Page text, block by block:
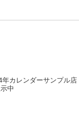
年カレンダーサンプル店
中